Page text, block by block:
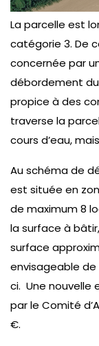
La parcelle est
catégorie 3. De
concernée par
débordement du
propice à des
traverse la
cours d’eau,
Au schéma de
est située en
de maximum 8
la surface à
surface
envisageable
ci. Une nouvelle
par le Comité
€.